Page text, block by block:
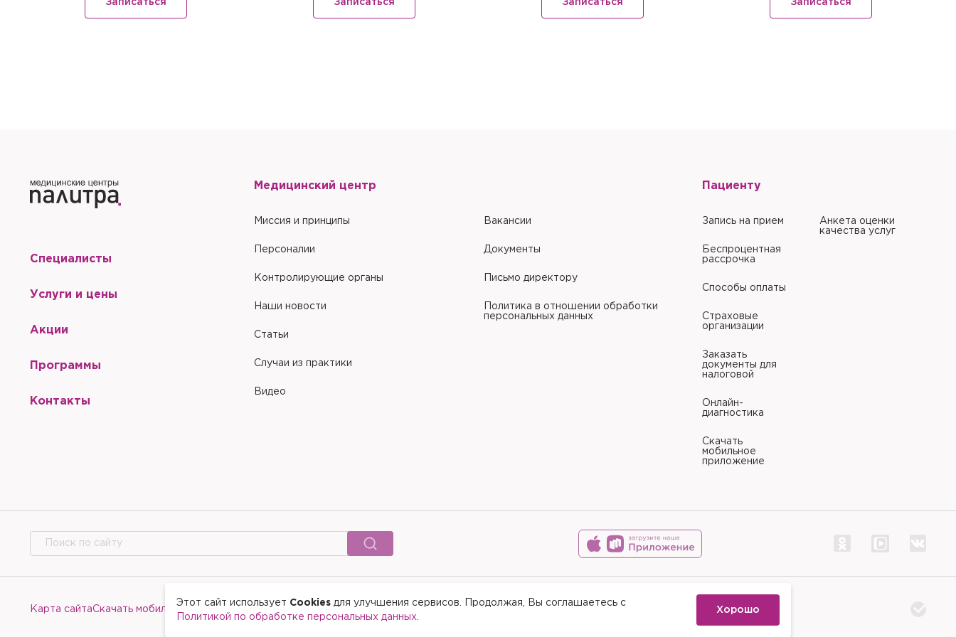
Записаться Записаться Записаться Записаться
Этот сайт использует Cookies для улучшения сервисов. Продолжая, Вы соглашаетесь с
Политикой по обработке персональных данных
Хорошо
Запомнить меня на этом компьютереНастоящим подтверждаю, что я ознакомлен и согласен с условиями
обработки персональных данных
Специалисты
Услуги и цены
Акции
Программы
Контакты
Медицинский центр
Миссия и принципы
Персоналии
Контролирующие органы
Наши новости
Статьи
Случаи из практики
Видео
Вакансии
Документы
Письмо директору
Политика в отношении обработки
персональных данных
Пациенту
Запись на прием
Беспроцентная
рассрочка
Способы оплаты
Страховые
организации
Заказать
документы для
налоговой
Онлайн-
диагностика
Скачать
мобильное
приложение
Анкета оценки
качества услуг
Карта сайтаСкачать мобильное приложение © 2015-2026 Медицинский центр «Палитра»